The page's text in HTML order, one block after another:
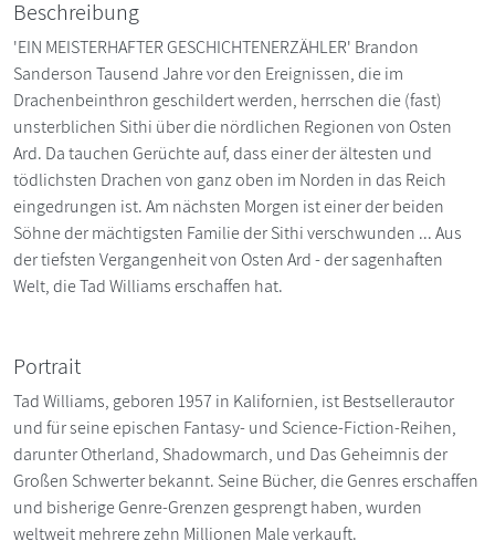
Beschreibung
'EIN MEISTERHAFTER GESCHICHTENERZÄHLER' Brandon
Sanderson Tausend Jahre vor den Ereignissen, die im
Drachenbeinthron geschildert werden, herrschen die (fast)
unsterblichen Sithi über die nördlichen Regionen von Osten
Ard. Da tauchen Gerüchte auf, dass einer der ältesten und
tödlichsten Drachen von ganz oben im Norden in das Reich
eingedrungen ist. Am nächsten Morgen ist einer der beiden
Söhne der mächtigsten Familie der Sithi verschwunden ... Aus
der tiefsten Vergangenheit von Osten Ard - der sagenhaften
Welt, die Tad Williams erschaffen hat.
Portrait
Tad Williams, geboren 1957 in Kalifornien, ist Bestsellerautor
und für seine epischen Fantasy- und Science-Fiction-Reihen,
darunter Otherland, Shadowmarch, und Das Geheimnis der
Großen Schwerter bekannt. Seine Bücher, die Genres erschaffen
und bisherige Genre-Grenzen gesprengt haben, wurden
weltweit mehrere zehn Millionen Male verkauft.